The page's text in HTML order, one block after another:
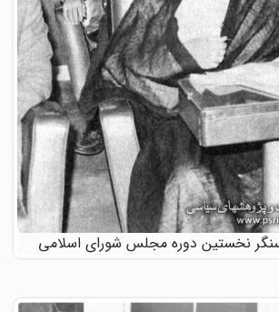
نخستین دوره مجلس شورای اسلامی